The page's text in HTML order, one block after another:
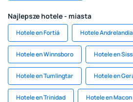
Najlepsze hotele - miasta
Hotele en Fortiá Hotele Andrelandia
Hotele en Winnsboro Hotele en
Hotele en Tumlingtar Hotele en
Hotele en Trinidad Hotele en Macon